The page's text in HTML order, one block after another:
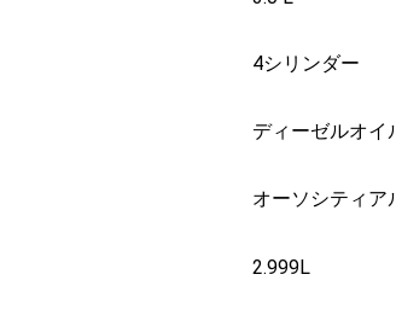
4シリンダー
ディーゼルオイ
オーソシティア
2.999L